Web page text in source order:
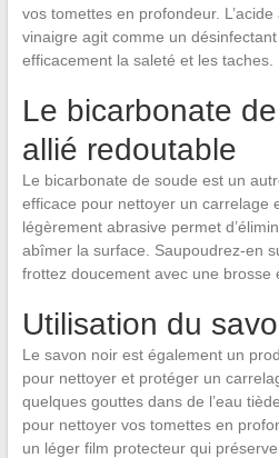
vos tomettes en profondeur.
vinaigre agit comme un
efficacement la saleté et les taches.
Le bicarbonate
allié redoutable
Le bicarbonate de soude est un
efficace pour nettoyer un carrelage
légèrement abrasive permet
abîmer la surface. Saupoudrez-en
frottez doucement avec une brosse
Utilisation du
Le savon noir est également un
pour nettoyer et protéger un
quelques gouttes dans de l’eau
pour nettoyer vos tomettes en
un léger film protecteur qui